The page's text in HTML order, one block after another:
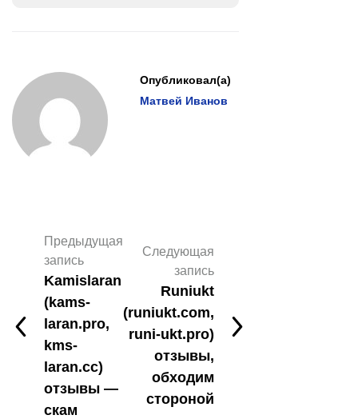
Опубликовал(а)
Матвей Иванов
Предыдущая
запись
Kamislaran
(kams-
laran.pro,
kms-
laran.cc)
отзывы —
скам
Следующая
запись
Runiukt
(runiukt.com,
runi-ukt.pro)
отзывы,
обходим
стороной